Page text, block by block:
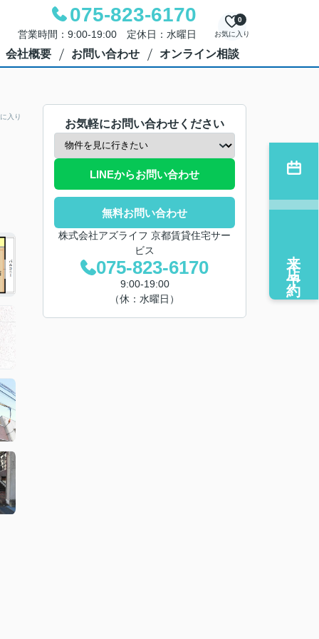
075-823-6170
営業時間：9:00-19:00 定休日：水曜日 お気に入り
0
会社概要 お問い合わせ オンライン相談
入り
お気軽にお問い合わせください
LINEからお問い合わせ
無料お問い合わせ
株式会社アズライフ 京都賃貸住宅サー
ビス
075-823-6170
9:00-19:00
（休：水曜日）
来店予約